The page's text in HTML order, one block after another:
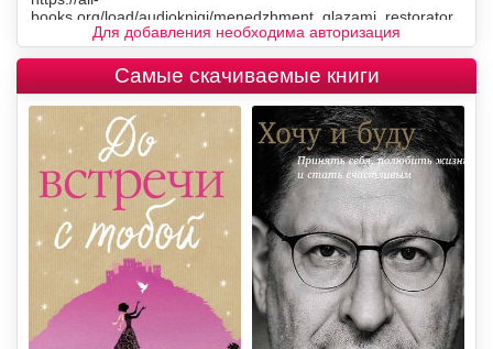
Для добавления необходима авторизация
Самые скачиваемые книги